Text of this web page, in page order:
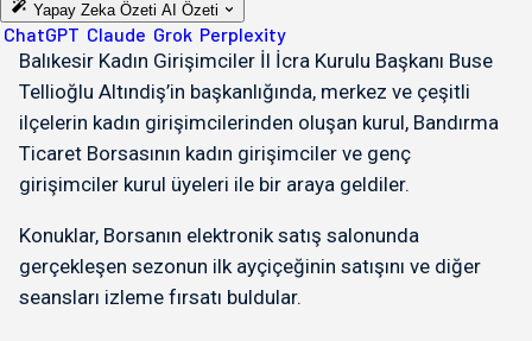
Yapay Zeka Özeti AI Özeti
ChatGPT Claude Grok Perplexity
Balıkesir Kadın Girişimciler İl İcra Kurulu Başkanı Buse
Tellioğlu Altındiş’in başkanlığında, merkez ve çeşitli
ilçelerin kadın girişimcilerinden oluşan kurul, Bandırma
Ticaret Borsasının kadın girişimciler ve genç
girişimciler kurul üyeleri ile bir araya geldiler.
Konuklar, Borsanın elektronik satış salonunda
gerçekleşen sezonun ilk ayçiçeğinin satışını ve diğer
seansları izleme fırsatı buldular.